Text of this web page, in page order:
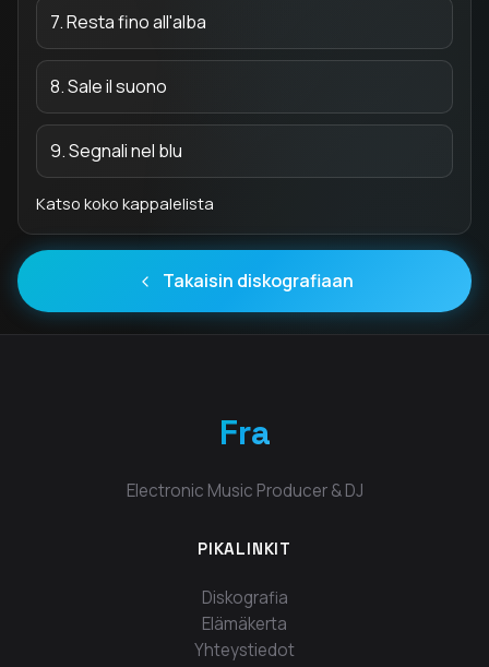
7. Resta fino all'alba
8. Sale il suono
9. Segnali nel blu
Katso koko kappalelista
Takaisin diskografiaan
Fra
Electronic Music Producer & DJ
PIKALINKIT
Diskografia
Elämäkerta
Yhteystiedot